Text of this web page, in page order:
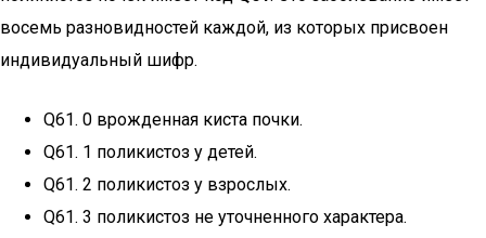
восемь разновидностей каждой, из которых присвоен
индивидуальный шифр.
Q61. 0 врожденная киста почки.
Q61. 1 поликистоз у детей.
Q61. 2 поликистоз у взрослых.
Q61. 3 поликистоз не уточненного характера.